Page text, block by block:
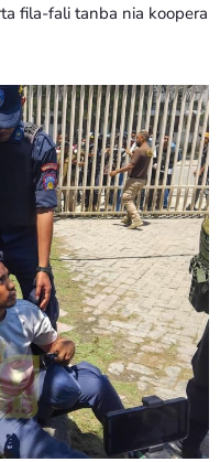
fila-fali tanba nia koopera